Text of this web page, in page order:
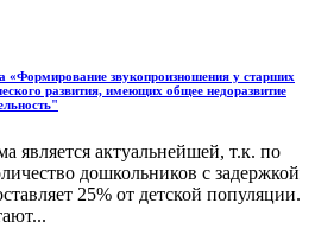
звукопроизношения у старших
развития, имеющих общее недоразвитие
является актуальнейшей, т.к. по
дошкольников с задержкой
25% от детской популяции.